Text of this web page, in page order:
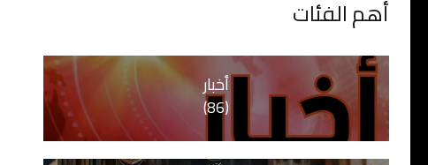
الفئات
(86)